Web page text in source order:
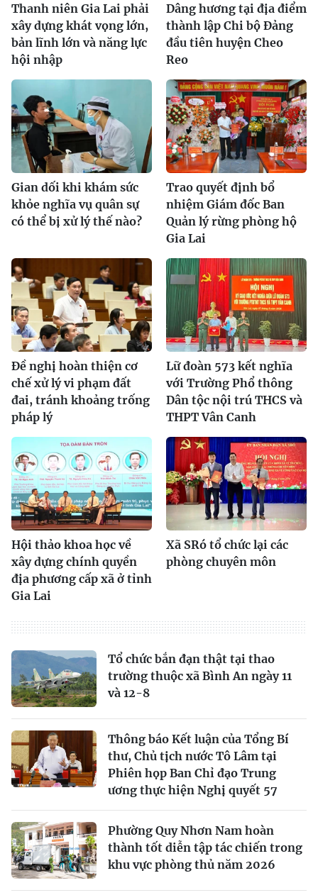
Thanh niên Gia Lai phải
xây dựng khát vọng lớn,
bản lĩnh lớn và năng lực
hội nhập
Dâng hương tại địa điểm
thành lập Chi bộ Đảng
đầu tiên huyện Cheo
Reo
Gian dối khi khám sức
khỏe nghĩa vụ quân sự
có thể bị xử lý thế nào?
Trao quyết định bổ
nhiệm Giám đốc Ban
Quản lý rừng phòng hộ
Gia Lai
Đề nghị hoàn thiện cơ
chế xử lý vi phạm đất
đai, tránh khoảng trống
pháp lý
Lữ đoàn 573 kết nghĩa
với Trường Phổ thông
Dân tộc nội trú THCS và
THPT Vân Canh
Hội thảo khoa học về
xây dựng chính quyền
địa phương cấp xã ở tỉnh
Gia Lai
Xã SRó tổ chức lại các
phòng chuyên môn
Tổ chức bắn đạn thật tại thao
trường thuộc xã Bình An ngày 11
và 12-8
Thông báo Kết luận của Tổng Bí
thư, Chủ tịch nước Tô Lâm tại
Phiên họp Ban Chỉ đạo Trung
ương thực hiện Nghị quyết 57
Phường Quy Nhơn Nam hoàn
thành tốt diễn tập tác chiến trong
khu vực phòng thủ năm 2026